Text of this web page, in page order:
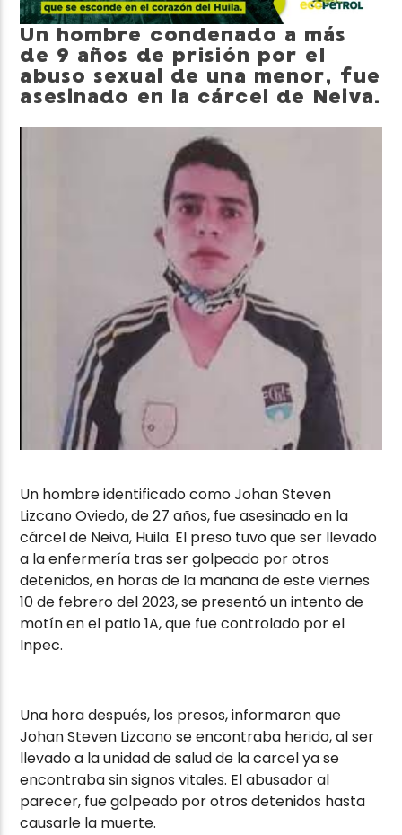
Un hombre condenado a más
de 9 años de prisión por el
abuso sexual de una menor, fue
asesinado en la cárcel de Neiva.
Un hombre identificado como Johan Steven
Lizcano Oviedo, de 27 años, fue asesinado en la
cárcel de Neiva, Huila. El preso tuvo que ser llevado
a la enfermería tras ser golpeado por otros
detenidos, en horas de la mañana de este viernes
10 de febrero del 2023, se presentó un intento de
motín en el patio 1A, que fue controlado por el
Inpec.
Una hora después, los presos, informaron que
Johan Steven Lizcano se encontraba herido, al ser
llevado a la unidad de salud de la carcel ya se
encontraba sin signos vitales. El abusador al
parecer, fue golpeado por otros detenidos hasta
causarle la muerte.